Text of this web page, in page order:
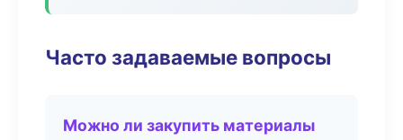
Часто задаваемые вопросы
Можно ли закупить материалы